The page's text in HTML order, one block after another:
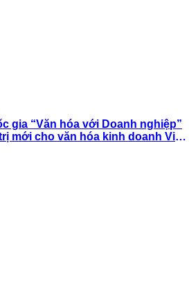
gia “Văn hóa với Doanh nghiệp”
mới cho văn hóa kinh doanh Việt